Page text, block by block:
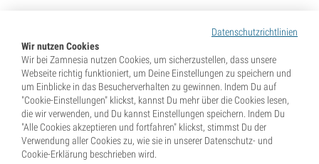
Datenschutzrichtlinien
Wir nutzen Cookies
Wir bei Zamnesia nutzen Cookies, um sicherzustellen, dass unsere
Webseite richtig funktioniert, um Deine Einstellungen zu speichern und
um Einblicke in das Besucherverhalten zu gewinnen. Indem Du auf
"Cookie-Einstellungen" klickst, kannst Du mehr über die Cookies lesen,
die wir verwenden, und Du kannst Einstellungen speichern. Indem Du
"Alle Cookies akzeptieren und fortfahren" klickst, stimmst Du der
Verwendung aller Cookies zu, wie sie in unserer Datenschutz- und
Cookie-Erklärung beschrieben wird.